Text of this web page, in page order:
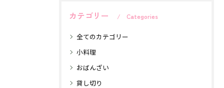
カテゴリー Categories
全てのカテゴリー
小料理
おばんざい
貸し切り